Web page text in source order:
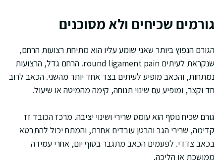
גורמים שכיחים ולא מסוכנים
הגורם הנפוץ ביותר שאני שומע עליו הוא מתיחת רצועות הרחם,
שנקראת לעיתים round ligament pain. הרחם גדל, הרצועות
נמתחות, והכאב מופיע לעיתים בצד אחד יותר מהשני. הכאב לרוב
חד וקצר, ומופיע עם שינוי תנוחה, קימה מהמיטה או שיעול.
גורם שכיח נוסף הוא עומס שרירי ושינוי יציבה. מרכז הכובד זז
קדימה, שרירי הגב והבטן עובדים אחרת, והמתח יכול להתבטא
בכאב צדדי. לפעמים הכאב מתגבר בסוף יום, אחרי עמידה
ממושכת או הליכה.